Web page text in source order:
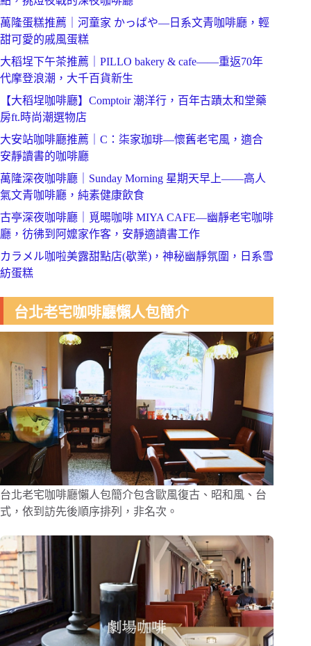
萬隆蛋糕推薦｜河童家 かっぱや—日系文青咖啡廳，輕
甜可愛的戚風蛋糕
大稻埕下午茶推薦｜PILLO bakery & cafe——重返70年
代摩登浪潮，大千百貨新生
【大稻埕咖啡廳】Comptoir 潮洋行，百年古蹟太和堂藥
房ft.時尚潮選物店
大安站咖啡廳推薦｜C：柒家珈琲—懷舊老宅風，適合
安靜讀書的咖啡廳
萬隆深夜咖啡廳｜Sunday Morning 星期天早上——高人
氣文青咖啡廳，純素健康飲食
古亭深夜咖啡廳｜覓暘咖啡 MIYA CAFE—幽靜老宅咖啡
廳，彷彿到阿嬤家作客，安靜適讀書工作
カラメル咖啦美露甜點店(歇業)，神秘幽靜氛圍，日系雪
紡蛋糕
台北老宅咖啡廳懶人包簡介
台北老宅咖啡廳懶人包簡介包含歐風復古、昭和風、台
式，依到訪先後順序排列，非名次。